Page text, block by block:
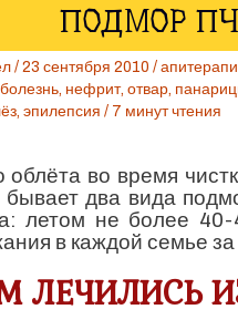
ПОДМОР
/ 23 сентября 2010 /
, нефрит, отвар,
, эпилепсия / 7 минут чтения
облёта во время
два вида
летом не более
в каждой семье за
ЛЕЧИЛИСЬ